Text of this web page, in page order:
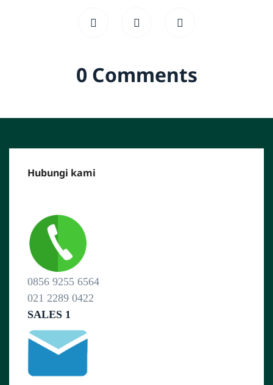
0 Comments
Hubungi kami
0856 9255 6564
021 2289 0422
SALES 1